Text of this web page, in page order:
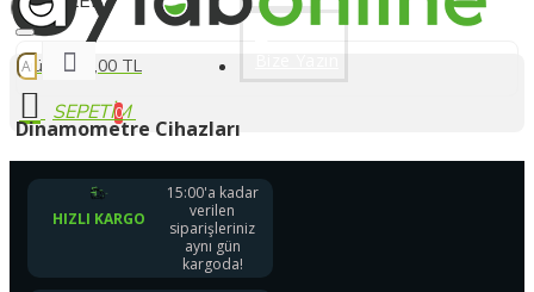
0 ürün - 0,00 TL
0
Dinamometre Cihazları
HIZLI KARGO
15:00'a kadar
verilen
siparişleriniz
aynı gün
kargoda!